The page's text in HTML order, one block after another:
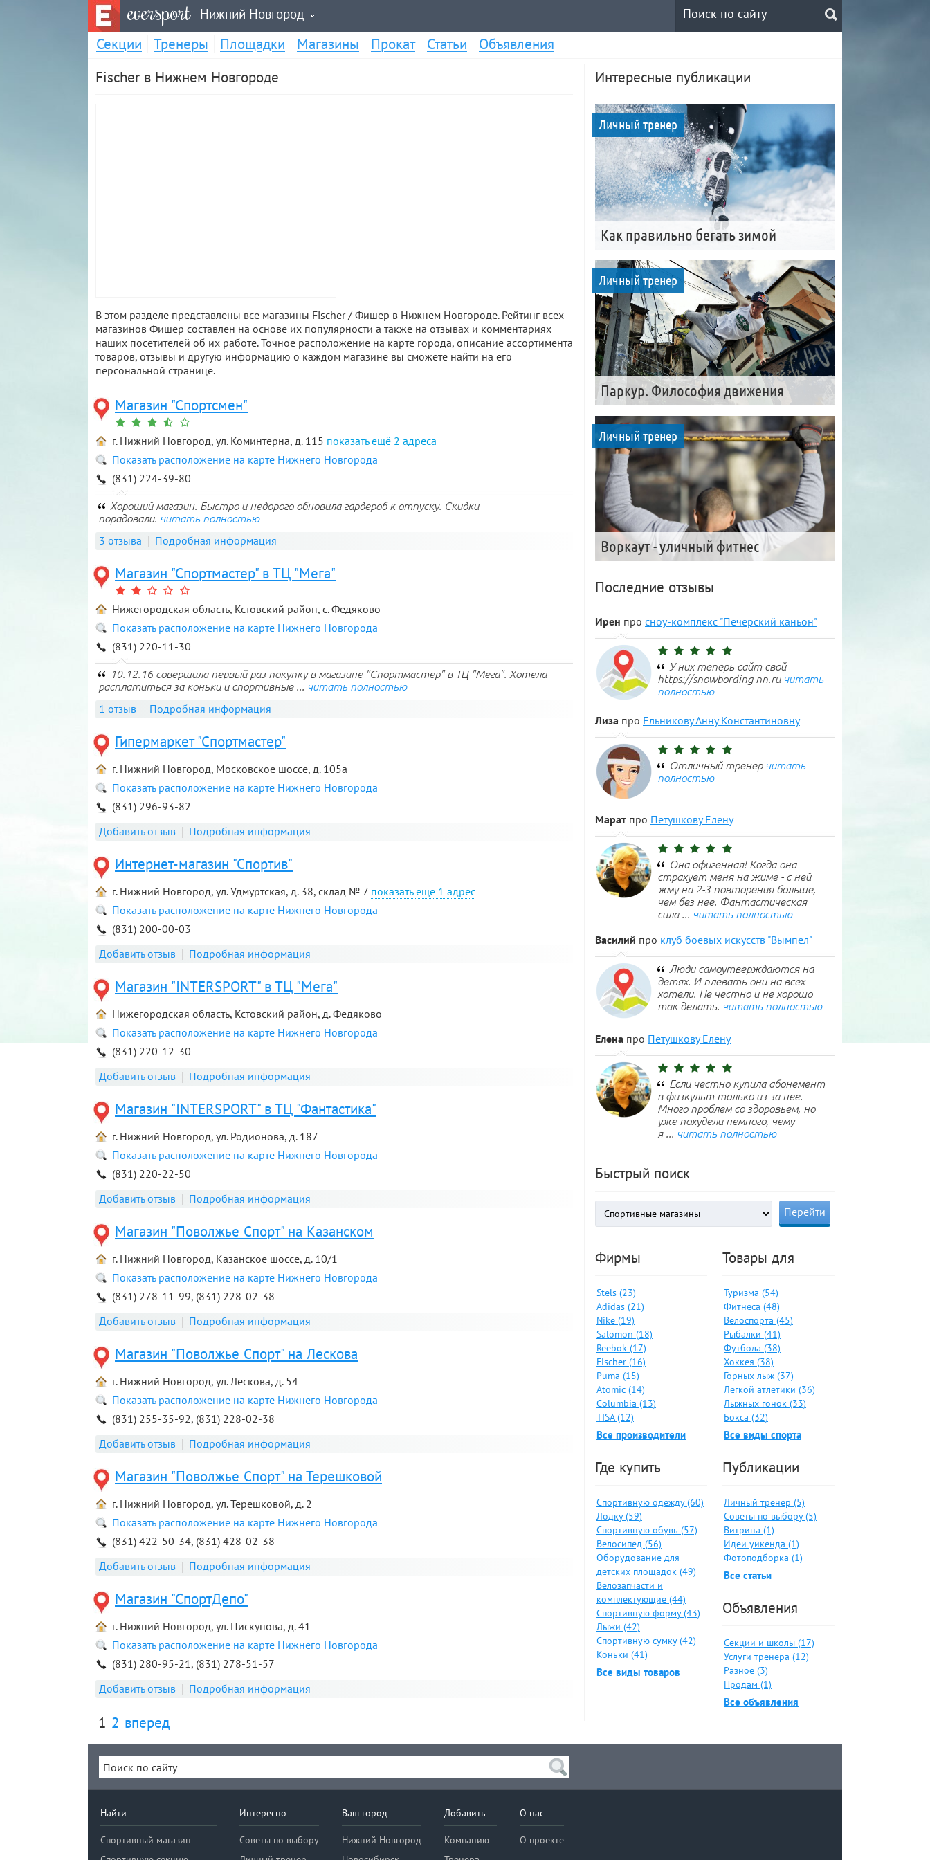
eversport Нижний Новгород
Секции Тренеры Площадки Магазины Прокат Статьи
Объявления
Fischer в Нижнем Новгороде
В этом разделе представлены все магазины Fischer / Фишер в Нижнем Новгороде. Рейтинг всех
магазинов Фишер составлен на основе их популярности а также на отзывах и комментариях
наших посетителей об их работе. Точное расположение на карте города, описание ассортимента
товаров, отзывы и другую информацию о каждом магазине вы сможете найти на его
персональной странице.
Магазин "Спортсмен"
г. Нижний Новгород, ул. Коминтерна, д. 115
2 адреса
Показать расположение на карте Нижнего Новгорода
(831) 224-39-80
Хороший магазин. Быстро и недорого обновила гардероб к отпуску. Скидки
порадовали. читать полностью
3 отзыва Подробная информация
Магазин "Спортмастер" в ТЦ "Мега"
Нижегородская область, Кстовский район, с. Федяково
Показать расположение на карте Нижнего Новгорода
(831) 220-11-30
10.12.16 совершила первый раз покупку в магазине "Спортмастер" в ТЦ "Мега". Хотела
расплатиться за коньки и спортивные ... читать полностью
1 отзыв Подробная информация
Гипермаркет "Спортмастер"
г. Нижний Новгород, Московское шоссе, д. 105а
Показать расположение на карте Нижнего Новгорода
(831) 296-93-82
Добавить отзыв
Подробная информация
Интернет-магазин "Спортив"
г. Нижний Новгород, ул. Удмуртская, д. 38, склад № 7
1 адрес
Показать расположение на карте Нижнего Новгорода
(831) 200-00-03
Добавить отзыв
Подробная информация
Магазин "INTERSPORT" в ТЦ "Мега"
Нижегородская область, Кстовский район, д. Федяково
Показать расположение на карте Нижнего Новгорода
(831) 220-12-30
Добавить отзыв
Подробная информация
Магазин "INTERSPORT" в ТЦ "Фантастика"
г. Нижний Новгород, ул. Родионова, д. 187
Показать расположение на карте Нижнего Новгорода
(831) 220-22-50
Добавить отзыв
Подробная информация
Магазин "Поволжье Спорт" на Казанском
г. Нижний Новгород, Казанское шоссе, д. 10/1
Показать расположение на карте Нижнего Новгорода
(831) 278-11-99, (831) 228-02-38
Добавить отзыв
Подробная информация
Магазин "Поволжье Спорт" на Лескова
г. Нижний Новгород, ул. Лескова, д. 54
Показать расположение на карте Нижнего Новгорода
(831) 255-35-92, (831) 228-02-38
Добавить отзыв
Подробная информация
Магазин "Поволжье Спорт" на Терешковой
г. Нижний Новгород, ул. Терешковой, д. 2
Показать расположение на карте Нижнего Новгорода
(831) 422-50-34, (831) 428-02-38
Добавить отзыв
Подробная информация
Магазин "СпортДепо"
г. Нижний Новгород, ул. Пискунова, д. 41
Показать расположение на карте Нижнего Новгорода
(831) 280-95-21, (831) 278-51-57
Добавить отзыв
Подробная информация
1 2 вперед
Интересные публикации
Личный тренер
Как правильно бегать зимой
Личный тренер
Паркур. Философия движения
Личный тренер
Воркаут - уличный фитнес
Последние отзывы
Ирен про сноу-комплекс "Печерский каньон"
У них теперь сайт свой
https://snowbording-nn.ru читать
полностью
Лиза про Ельникову Анну Константиновну
Отличный тренер читать
полностью
Марат про Петушкову Елену
Она офигенная! Когда она
страхует меня на жиме - с ней
жму на 2-3 повторения больше,
чем без нее. Фантастическая
сила ... читать полностью
Василий про клуб боевых искусств "Вымпел"
Люди самоутверждаются на
детях. И плевать они на всех
хотели. Не честно и не хорошо
так делать. читать полностью
Елена про Петушкову Елену
Если честно купила абонемент
в физкульт только из-за нее.
Много проблем со здоровьем, но
уже похудели немного, чему
я ... читать полностью
Быстрый поиск
Фирмы
Stels (23)
Adidas (21)
Nike (19)
Salomon (18)
Reebok (17)
Fischer (16)
Puma (15)
Atomic (14)
Columbia (13)
TISA (12)
Все производители
Где купить
Спортивную одежду (60)
Лодку (59)
Спортивную обувь (57)
Велосипед (56)
Оборудование для
детских площадок (49)
Велозапчасти и
комплектующие (44)
Спортивную форму (43)
Лыжи (42)
Спортивную сумку (42)
Коньки (41)
Все виды товаров
Товары для
Туризма (54)
Фитнеса (48)
Велоспорта (45)
Рыбалки (41)
Футбола (38)
Хоккея (38)
Горных лыж (37)
Легкой атлетики (36)
Лыжных гонок (33)
Бокса (32)
Все виды спорта
Публикации
Личный тренер (5)
Советы по выбору (5)
Витрина (1)
Идеи уикенда (1)
Фотоподборка (1)
Все статьи
Объявления
Секции и школы (17)
Услуги тренера (12)
Разное (3)
Продам (1)
Все объявления
Найти
Спортивный магазин
Интересно
Советы по выбору
Ваш город
Нижний Новгород
Добавить
Компанию
О нас
О проекте